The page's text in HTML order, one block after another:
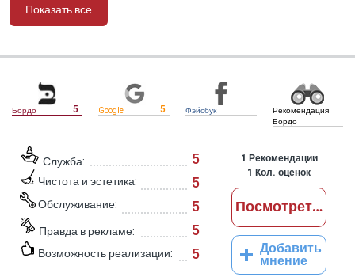
Показать все
Бордо 5 Google 5 Фэйсбук
Рекомендация
Бордо
Служба: 5
Чистота и эстетика: 5
Обслуживание: 5
Правда в рекламе: 5
Возможность реализации: 5
1 Рекомендации
1 Кол. оценок
Посмотреть
Добавить
мнение